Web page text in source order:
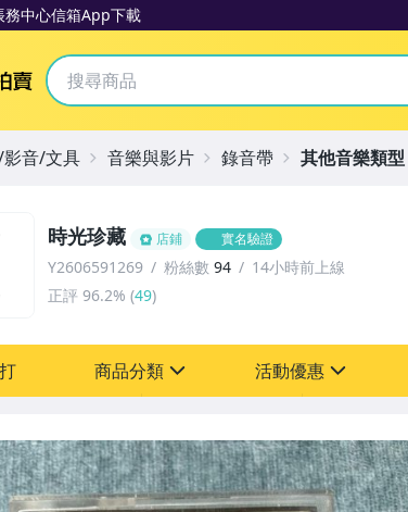
務中心信箱App下載
Yahoo拍賣
時光珍藏 店鋪 實名驗證
Y2606591269 粉絲數 94
14小時前上線
正評 96.2% (49)
商品分類 活動優惠
[全店] 週年慶
音/文具 音樂與影片 錄音帶 其他音樂類型